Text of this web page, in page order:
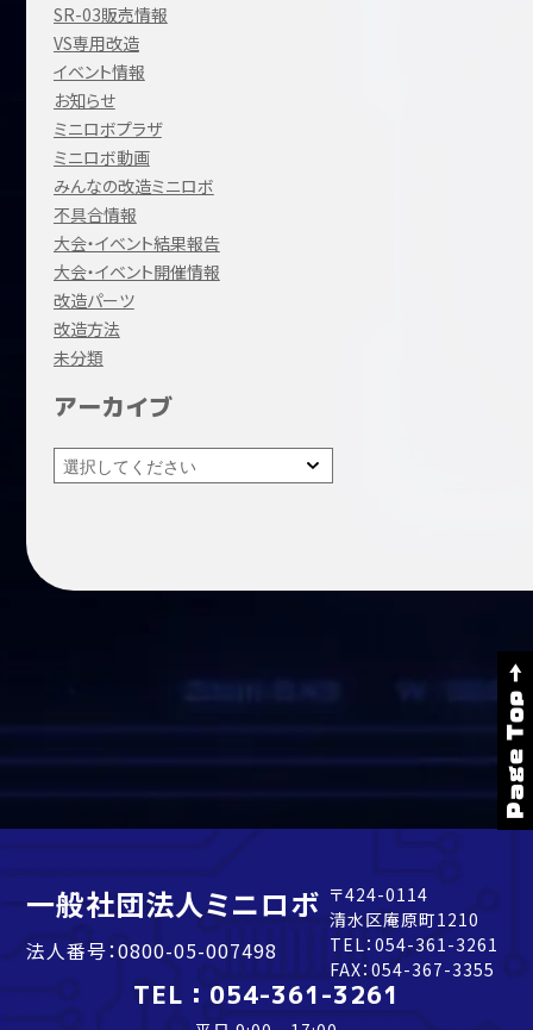
SR-03販売情報
VS専用改造
イベント情報
お知らせ
ミニロボプラザ
ミニロボ動画
みんなの改造ミニロボ
不具合情報
大会・イベント結果報告
大会・イベント開催情報
改造パーツ
改造方法
未分類
アーカイブ
Page Top →
一般社団法人ミニロボ
法人番号：0800-05-007498
〒424-0114
清水区庵原町1210
TEL： 054-361-3261
FAX：054-367-3355
TEL： 054-361-3261